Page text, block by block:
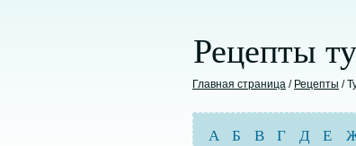
Рецепты
Главная страница / Рецепты /
А Б В Г Д Е